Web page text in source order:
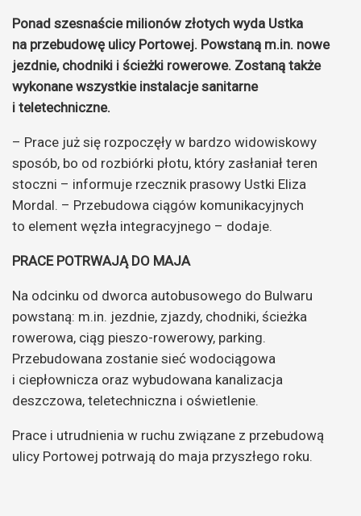
Ponad szesnaście milionów złotych wyda Ustka
na przebudowę ulicy Portowej. Powstaną m.in. nowe
jezdnie, chodniki i ścieżki rowerowe. Zostaną także
wykonane wszystkie instalacje sanitarne
i teletechniczne.
– Prace już się rozpoczęły w bardzo widowiskowy
sposób, bo od rozbiórki płotu, który zasłaniał teren
stoczni – informuje rzecznik prasowy Ustki Eliza
Mordal. – Przebudowa ciągów komunikacyjnych
to element węzła integracyjnego – dodaje.
PRACE POTRWAJĄ DO MAJA
Na odcinku od dworca autobusowego do Bulwaru
powstaną: m.in. jezdnie, zjazdy, chodniki, ścieżka
rowerowa, ciąg pieszo-rowerowy, parking.
Przebudowana zostanie sieć wodociągowa
i ciepłownicza oraz wybudowana kanalizacja
deszczowa, teletechniczna i oświetlenie.
Prace i utrudnienia w ruchu związane z przebudową
ulicy Portowej potrwają do maja przyszłego roku.